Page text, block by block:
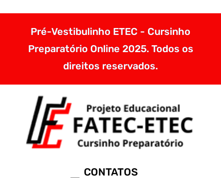
Pré-Vestibulinho ETEC - Cursinho
Preparatório Online 2025. Todos os
direitos reservados.
CONTATOS